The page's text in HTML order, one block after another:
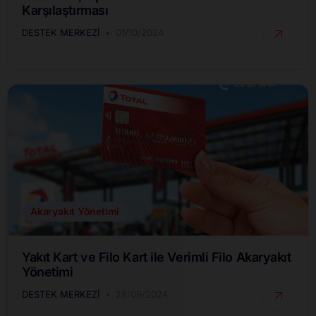
Karşılaştırması
DESTEK MERKEZI
Akaryakıt Yönetimi
Yakıt Kart ve Filo Kart ile Verimli Filo Akaryakıt
Yönetimi
DESTEK MERKEZI